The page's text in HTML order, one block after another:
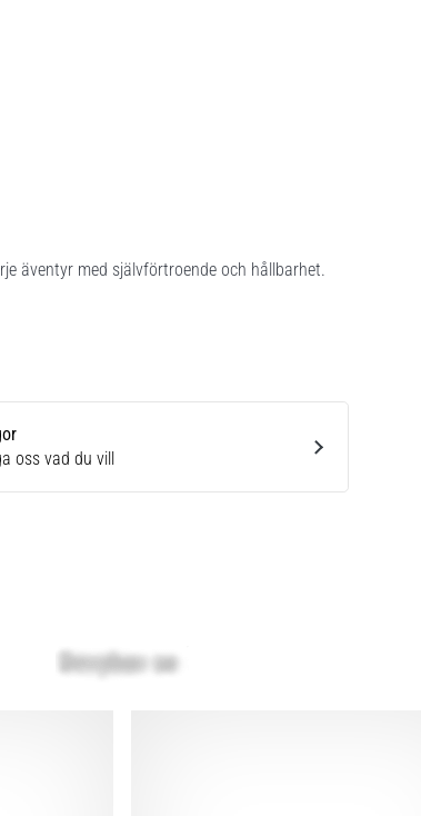
äventyr med självförtroende och hållbarhet.
oss vad du vill